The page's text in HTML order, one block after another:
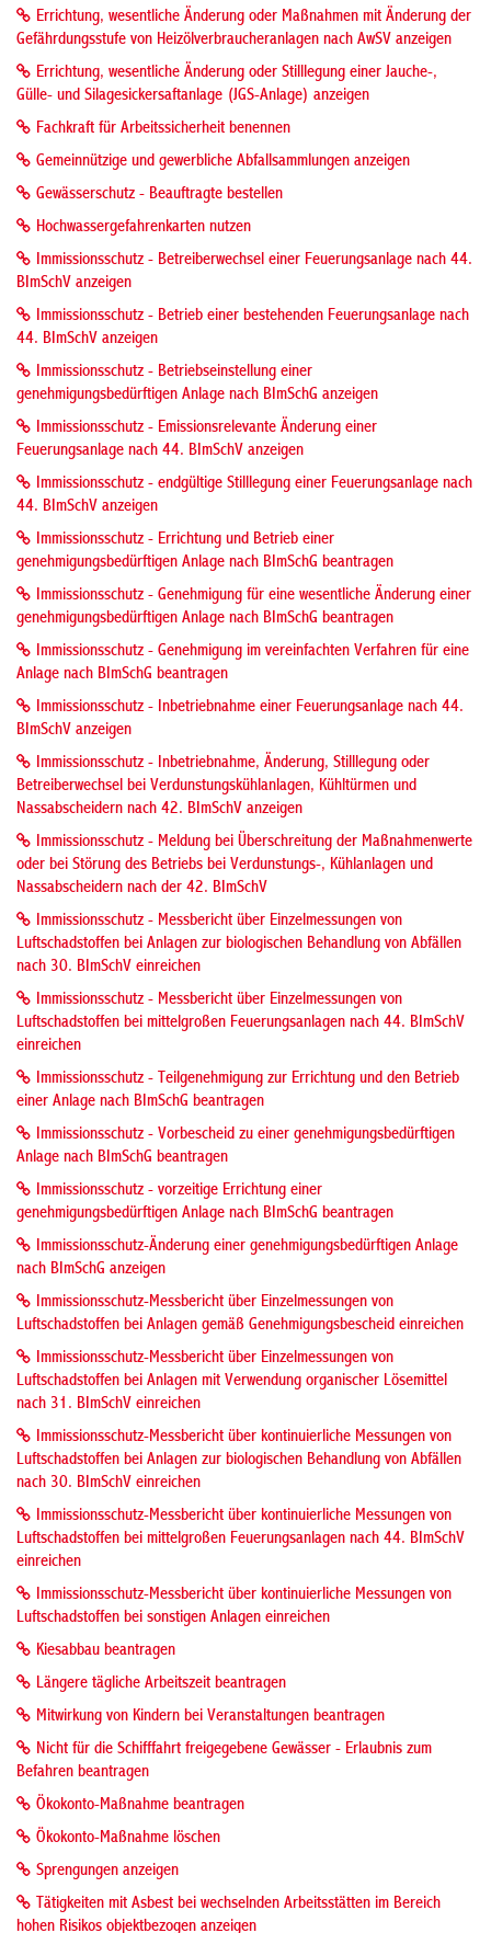
Errichtung, wesentliche Änderung oder Maßnahmen mit Änderung der
Gefährdungsstufe von Heizölverbraucheranlagen nach AwSV anzeigen
Errichtung, wesentliche Änderung oder Stilllegung einer Jauche-,
Gülle- und Silagesickersaftanlage (JGS-Anlage) anzeigen
Fachkraft für Arbeitssicherheit benennen
Gemeinnützige und gewerbliche Abfallsammlungen anzeigen
Gewässerschutz - Beauftragte bestellen
Hochwassergefahrenkarten nutzen
Immissionsschutz - Betreiberwechsel einer Feuerungsanlage nach 44.
BImSchV anzeigen
Immissionsschutz - Betrieb einer bestehenden Feuerungsanlage nach
44. BImSchV anzeigen
Immissionsschutz - Betriebseinstellung einer
genehmigungsbedürftigen Anlage nach BImSchG anzeigen
Immissionsschutz - Emissionsrelevante Änderung einer
Feuerungsanlage nach 44. BImSchV anzeigen
Immissionsschutz - endgültige Stilllegung einer Feuerungsanlage nach
44. BImSchV anzeigen
Immissionsschutz - Errichtung und Betrieb einer
genehmigungsbedürftigen Anlage nach BImSchG beantragen
Immissionsschutz - Genehmigung für eine wesentliche Änderung einer
genehmigungsbedürftigen Anlage nach BImSchG beantragen
Immissionsschutz - Genehmigung im vereinfachten Verfahren für eine
Anlage nach BImSchG beantragen
Immissionsschutz - Inbetriebnahme einer Feuerungsanlage nach 44.
BImSchV anzeigen
Immissionsschutz - Inbetriebnahme, Änderung, Stilllegung oder
Betreiberwechsel bei Verdunstungskühlanlagen, Kühltürmen und
Nassabscheidern nach 42. BImSchV anzeigen
Immissionsschutz - Meldung bei Überschreitung der Maßnahmenwerte
oder bei Störung des Betriebs bei Verdunstungs-, Kühlanlagen und
Nassabscheidern nach der 42. BImSchV
Immissionsschutz - Messbericht über Einzelmessungen von
Luftschadstoffen bei Anlagen zur biologischen Behandlung von Abfällen
nach 30. BImSchV einreichen
Immissionsschutz - Messbericht über Einzelmessungen von
Luftschadstoffen bei mittelgroßen Feuerungsanlagen nach 44. BImSchV
einreichen
Immissionsschutz - Teilgenehmigung zur Errichtung und den Betrieb
einer Anlage nach BImSchG beantragen
Immissionsschutz - Vorbescheid zu einer genehmigungsbedürftigen
Anlage nach BImSchG beantragen
Immissionsschutz - vorzeitige Errichtung einer
genehmigungsbedürftigen Anlage nach BImSchG beantragen
Immissionsschutz-Änderung einer genehmigungsbedürftigen Anlage
nach BImSchG anzeigen
Immissionsschutz-Messbericht über Einzelmessungen von
Luftschadstoffen bei Anlagen gemäß Genehmigungsbescheid einreichen
Immissionsschutz-Messbericht über Einzelmessungen von
Luftschadstoffen bei Anlagen mit Verwendung organischer Lösemittel
nach 31. BImSchV einreichen
Immissionsschutz-Messbericht über kontinuierliche Messungen von
Luftschadstoffen bei Anlagen zur biologischen Behandlung von Abfällen
nach 30. BImSchV einreichen
Immissionsschutz-Messbericht über kontinuierliche Messungen von
Luftschadstoffen bei mittelgroßen Feuerungsanlagen nach 44. BImSchV
einreichen
Immissionsschutz-Messbericht über kontinuierliche Messungen von
Luftschadstoffen bei sonstigen Anlagen einreichen
Kiesabbau beantragen
Längere tägliche Arbeitszeit beantragen
Mitwirkung von Kindern bei Veranstaltungen beantragen
Nicht für die Schifffahrt freigegebene Gewässer - Erlaubnis zum
Befahren beantragen
Ökokonto-Maßnahme beantragen
Ökokonto-Maßnahme löschen
Sprengungen anzeigen
Tätigkeiten mit Asbest bei wechselnden Arbeitsstätten im Bereich
hohen Risikos objektbezogen anzeigen